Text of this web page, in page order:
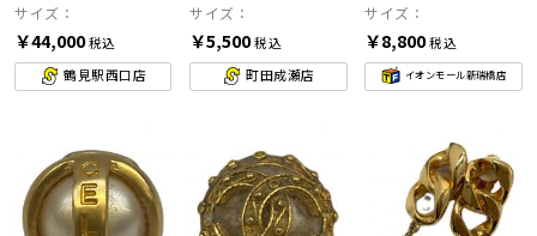
サイズ：
￥44,000税込
鶴見駅西口店
サイズ：
￥5,500税込
町田成瀬店
サイズ：
￥8,800税込
イオンモール新瑞橋店